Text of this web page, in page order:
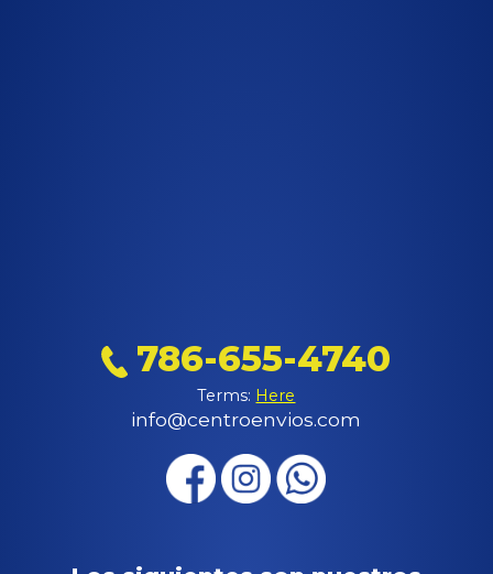
786-655-4740
Terms: Here
info@centroenvios.com